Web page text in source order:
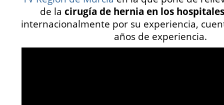
de la cirugía de hernia en los hospitales
internacionalmente por su experiencia,
años de experiencia.